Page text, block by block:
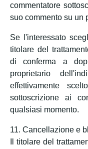
commentatore
suo commento su un
Se l'interessato
titolare del
di conferma a
proprietario
effettivamente
sottoscrizione ai
qualsiasi momento.
11. Cancellazione e
Il titolare del